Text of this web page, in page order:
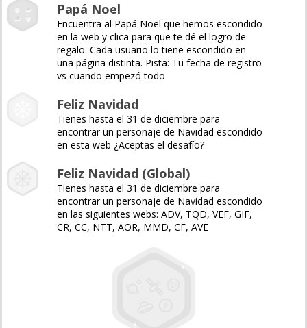
Papá Noel
Encuentra al Papá Noel que hemos escondido
en la web y clica para que te dé el logro de
regalo. Cada usuario lo tiene escondido en
una página distinta. Pista: Tu fecha de registro
vs cuando empezó todo
Feliz Navidad
Tienes hasta el 31 de diciembre para
encontrar un personaje de Navidad escondido
en esta web ¿Aceptas el desafío?
Feliz Navidad (Global)
Tienes hasta el 31 de diciembre para
encontrar un personaje de Navidad escondido
en las siguientes webs: ADV, TQD, VEF, GIF,
CR, CC, NTT, AOR, MMD, CF, AVE